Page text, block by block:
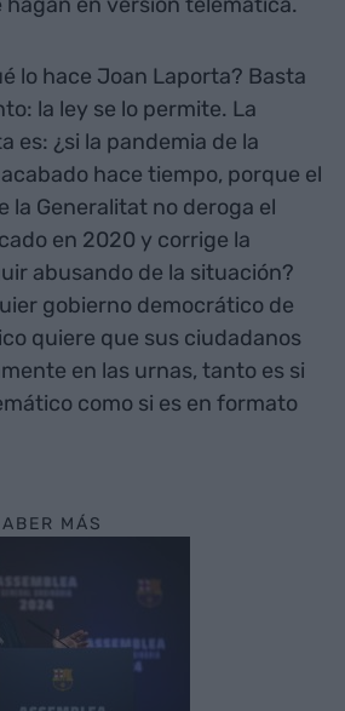
lo hace Joan Laporta? Basta
la ley se lo permite. La
es: ¿si la pandemia de la
hace tiempo, porque el
la Generalitat no deroga el
en 2020 y corrige la
abusando de la situación?
gobierno democrático de
quiere que sus ciudadanos
en las urnas, tanto es si
como si es en formato
MÁS